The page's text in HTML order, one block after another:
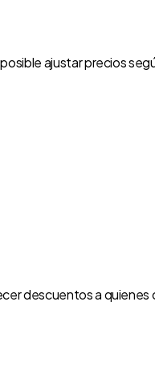
ajustar precios
descuentos a